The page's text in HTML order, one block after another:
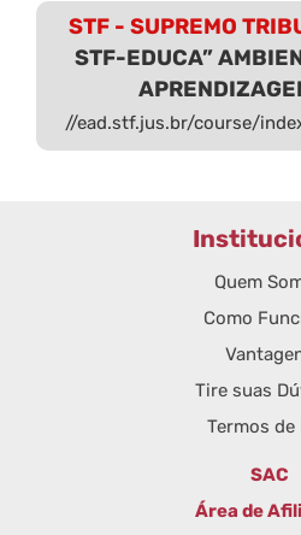
STF - SUPREMO
STF-EDUCA”
//ead.stf.jus.br/course/
Quem
Como
Tire suas
Termos de
SAC
Área de